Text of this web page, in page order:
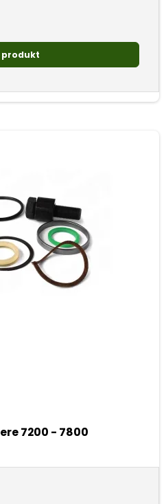
produkt
7200 - 7800